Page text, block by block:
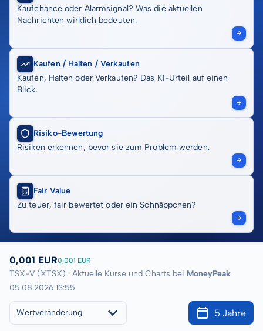
Kaufchance oder Alarmsignal? Was die aktuellen
Nachrichten wirklich bedeuten.
Kaufen / Halten / Verkaufen
Kaufen, Halten oder Verkaufen? Das KI-Urteil auf einen
Blick.
Risiko-Bewertung
Risiken erkennen, bevor sie zum Problem werden.
Fair Value
Zu teuer, fair bewertet oder ein Schnäppchen?
0,001 EUR0,001 EUR
TSX-V (XTSX) · Aktuelle Kurse und Charts bei MoneyPeak
05.08.2026 13:55
Wertveränderung 5 Jahre